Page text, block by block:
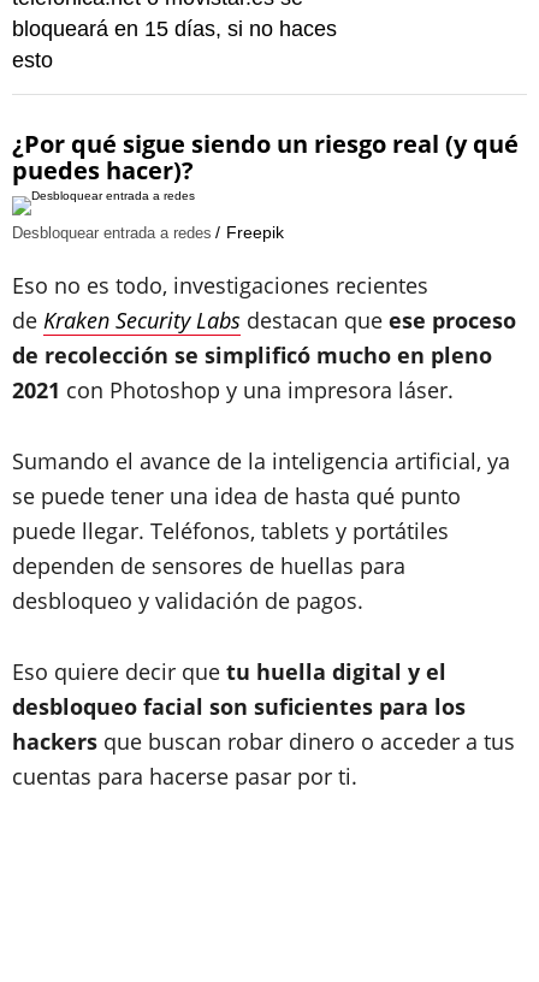
bloqueará en 15 días, si no haces
esto
¿Por qué sigue siendo un riesgo real (y qué
puedes hacer)?
Desbloquear entrada a redes Freepik
Eso no es todo, investigaciones recientes
de Kraken Security Labs destacan que ese proceso
de recolección se simplificó mucho en pleno
2021 con Photoshop y una impresora láser.
Sumando el avance de la inteligencia artificial, ya
se puede tener una idea de hasta qué punto
puede llegar. Teléfonos, tablets y portátiles
dependen de sensores de huellas para
desbloqueo y validación de pagos.
Eso quiere decir que tu huella digital y el
desbloqueo facial son suficientes para los
hackers que buscan robar dinero o acceder a tus
cuentas para hacerse pasar por ti.